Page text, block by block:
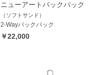
ニューアートバックパック
（ソフトサンド）
2-Wayバックパック
￥22,000